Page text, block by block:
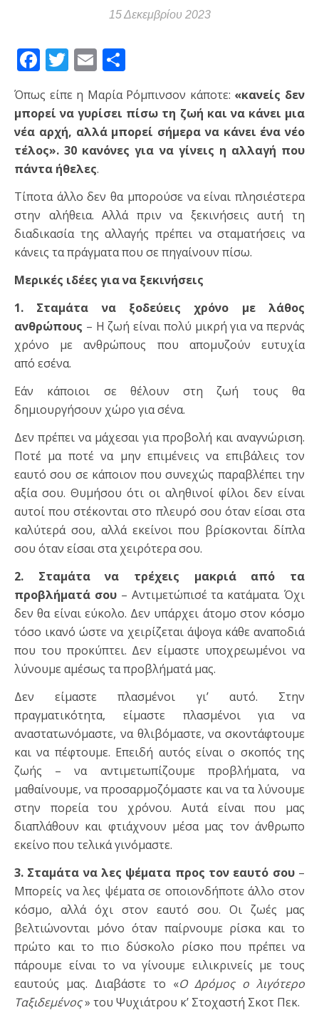
15 Δεκεμβρίου 2023
Facebook
Twitter
Email
Όπως είπε η Μαρία Ρόμπινσον κάποτε: «κανείς δεν
μπορεί να γυρίσει πίσω τη ζωή και να κάνει μια
νέα αρχή, αλλά μπορεί σήμερα να κάνει ένα νέο
τέλος». 30 κανόνες για να γίνεις η αλλαγή που
πάντα ήθελες.
Τίποτα άλλο δεν θα μπορούσε να είναι πλησιέστερα
στην αλήθεια. Αλλά πριν να ξεκινήσεις αυτή τη
διαδικασία της αλλαγής πρέπει να σταματήσεις να
κάνεις τα πράγματα που σε πηγαίνουν πίσω.
Μερικές ιδέες για να ξεκινήσεις
1.
Σταμάτα να ξοδεύεις χρόνο με λάθος
ανθρώπους – Η ζωή είναι πολύ μικρή για να περνάς
χρόνο με ανθρώπους που απομυζούν ευτυχία
από εσένα.
Εάν κάποιοι σε θέλουν στη ζωή τους θα
δημιουργήσουν χώρο για σένα.
Δεν πρέπει να μάχεσαι για προβολή και αναγνώριση.
Ποτέ μα ποτέ να μην επιμένεις να επιβάλεις τον
εαυτό σου σε κάποιον που συνεχώς παραβλέπει την
αξία σου. Θυμήσου ότι οι αληθινοί φίλοι δεν είναι
αυτοί που στέκονται στο πλευρό σου όταν είσαι στα
καλύτερά σου, αλλά εκείνοι που βρίσκονται δίπλα
σου όταν είσαι στα χειρότερα σου.
2. Σταμάτα να τρέχεις μακριά από τα
προβλήματά σου– Αντιμετώπισέ τα κατάματα. Όχι
δεν θα είναι εύκολο. Δεν υπάρχει άτομο στον κόσμο
τόσο ικανό ώστε να χειρίζεται άψογα κάθε αναποδιά
που του προκύπτει. Δεν είμαστε υποχρεωμένοι να
λύνουμε αμέσως τα προβλήματά μας.
Δεν είμαστε πλασμένοι γι’ αυτό. Στην
πραγματικότητα, είμαστε πλασμένοι για να
αναστατωνόμαστε, να θλιβόμαστε, να σκοντάφτουμε
και να πέφτουμε. Επειδή αυτός είναι ο σκοπός της
ζωής – να αντιμετωπίζουμε προβλήματα, να
μαθαίνουμε, να προσαρμοζόμαστε και να τα λύνουμε
στην πορεία του χρόνου. Αυτά είναι που μας
διαπλάθουν και φτιάχνουν μέσα μας τον άνθρωπο
εκείνο που τελικά γινόμαστε.
3. Σταμάτα να λες ψέματα προς τον εαυτό σου–
Μπορείς να λες ψέματα σε οποιονδήποτε άλλο στον
κόσμο, αλλά όχι στον εαυτό σου. Οι ζωές μας
βελτιώνονται μόνο όταν παίρνουμε ρίσκα και το
πρώτο και το πιο δύσκολο ρίσκο που πρέπει να
πάρουμε είναι το να γίνουμε ειλικρινείς με τους
εαυτούς μας. Διαβάστε το «Ο Δρόμος ο λιγότερο
Ταξιδεμένος» του Ψυχιάτρου κ’ Στοχαστή Σκοτ Πεκ.